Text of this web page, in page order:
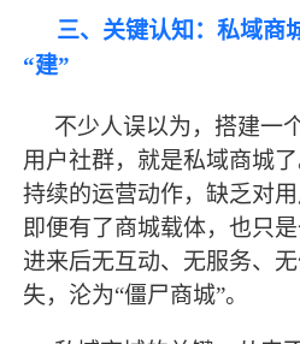
三、关键认知：私域商
“建”
不少人误以为，搭建一
用户社群，就是私域商城
持续的运营动作，缺乏对用
即便有了商城载体，也只
进来后无互动、无服务、
失，沦为“僵尸商城”。